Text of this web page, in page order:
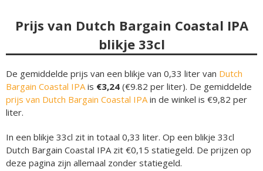
Prijs van Dutch Bargain Coastal IPA
blikje 33cl
De gemiddelde prijs van een blikje van 0,33 liter van Dutch
Bargain Coastal IPAis €3,24 (€9.82 per liter). De gemiddelde
prijs van Dutch Bargain Coastal IPAin de winkel is €9,82 per
liter.
In een blikje 33cl zit in totaal 0,33 liter. Op een blikje 33cl
Dutch Bargain Coastal IPA zit €0,15 statiegeld. De prijzen op
deze pagina zijn allemaal zonder statiegeld.